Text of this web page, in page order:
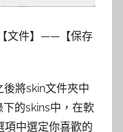
文件】——【保存
將skin文件夾中
的skins中，在軟
中選定你喜歡的